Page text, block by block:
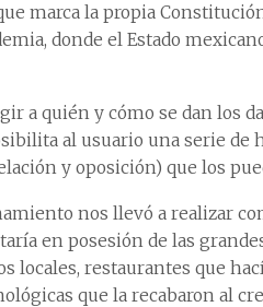
marca la propia
donde el Estado
a quién y cómo se dan los
al usuario una serie de
y oposición) que los
nos llevó a realizar
en posesión de las
locales, restaurantes que
que la recabaron al